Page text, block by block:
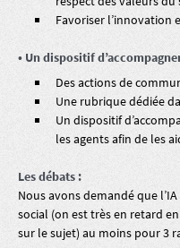
Favoriser l’innovation
• Un dispositif
Des actions de
Une rubrique dédiée
Un dispositif
les agents afin de les
Les débats :
Nous avons demandé que
social (on est très en retard
sur le sujet) au moins pour 3